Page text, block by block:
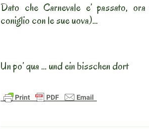
Dato che Carnevale e’ passato,
coniglio con le sue uova)…
Un po’ qua … und ein bisschen dort